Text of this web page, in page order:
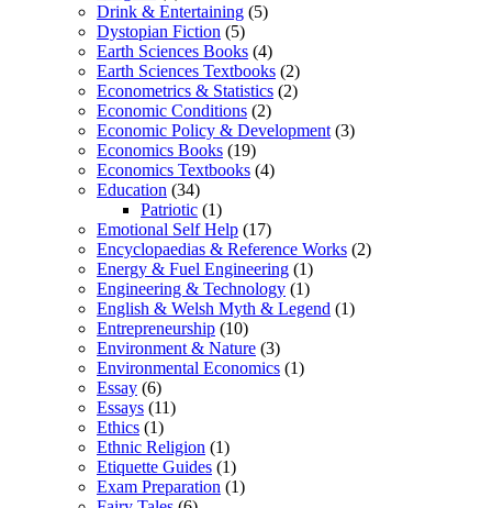
Drink & Entertaining (5)
Dystopian Fiction (5)
Earth Sciences Books (4)
Earth Sciences Textbooks (2)
Econometrics & Statistics (2)
Economic Conditions (2)
Economic Policy & Development (3)
Economics Books (19)
Economics Textbooks (4)
Education (34)
Patriotic (1)
Emotional Self Help (17)
Encyclopaedias & Reference Works (2)
Energy & Fuel Engineering (1)
Engineering & Technology (1)
English & Welsh Myth & Legend (1)
Entrepreneurship (10)
Environment & Nature (3)
Environmental Economics (1)
Essay (6)
Essays (11)
Ethics (1)
Ethnic Religion (1)
Etiquette Guides (1)
Exam Preparation (1)